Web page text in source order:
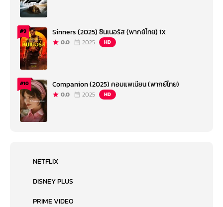
#9 Sinners (2025) ซินเนอร์ส (พากย์ไทย) 1X
0.0 2025 HD
#10 Companion (2025) คอมแพเนียน (พากย์ไทย)
0.0 2025 HD
NETFLIX
DISNEY PLUS
PRIME VIDEO